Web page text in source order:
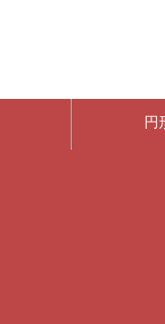
円